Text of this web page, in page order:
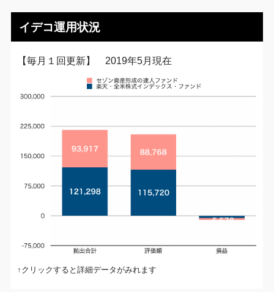
イデコ運用状況
【毎月１回更新】 2019年5月現在
↑クリックすると詳細データがみれます